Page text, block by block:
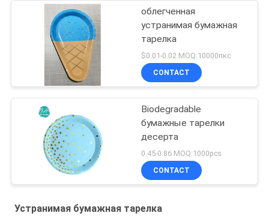
облегченная
устранимая бумажная
тарелка
$0.01-0.02 MOQ:10000пкс
CONTACT
Biodegradable
бумажные тарелки
десерта
0.45-0.86 MOQ:1000pcs
CONTACT
Устранимая бумажная тарелка